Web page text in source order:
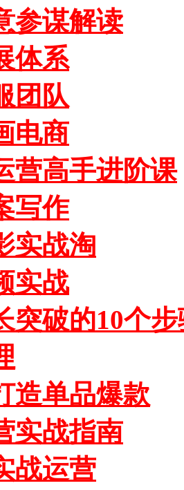
参谋解读
体系
团队
电商
营高手进阶课
写作
实战淘
实战
突破的10个
造单品爆款
实战指南
战运营